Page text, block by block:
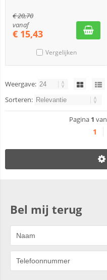
€20,70
vanaf
€ 15,43
Vergelijken
Weergave:
Sorteren:
Pagina 1 van
1
Bel mij terug